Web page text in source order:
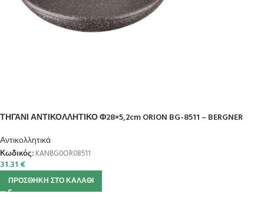
ΤΗΓΑΝΙ ΑΝΤΙΚΟΛΛΗΤΙΚΟ Φ28×5,2cm ORION BG-8511 – BERGNER
Αντικολλητικά
Κωδικός: KANBG0OR08511
31.31 €
ΠΡΟΣΘΉΚΗ ΣΤΟ ΚΑΛΆΘΙ